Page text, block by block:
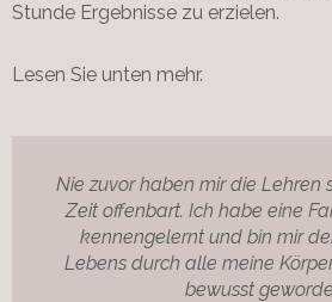
Stunde Ergebnisse zu erzielen.
Lesen Sie unten mehr.
Nie zuvor haben mir die Lehren
Zeit offenbart. Ich habe eine
kennengelernt und bin mir
Lebens durch alle meine
bewusst